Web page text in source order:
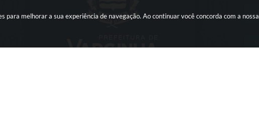
para melhorar a sua experiência de navegação. Ao continuar você concorda com a nossa